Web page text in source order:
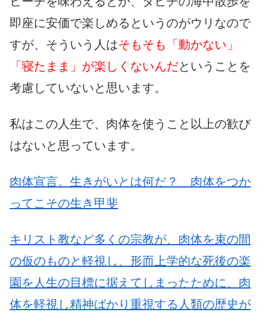
即座に安価で楽しめるというのがウリなので
すが、そういう人はそもそも「動かない」
「寝たまま」が楽しくないんだということを
考慮していないと思います。
私はこの人生で、肉体を使うこと以上の歓び
はないと思っています。
肉体宣言。生きがいとは何だ？ 肉体をつか
ってこその生き甲斐
キリスト教など多くの宗教が、肉体を束の間
の仮のものと軽視し、形而上学的な死後の楽
園を人生の目標に据えてしまったために、肉
体を軽視し精神ばかり重視する人類の歴史が